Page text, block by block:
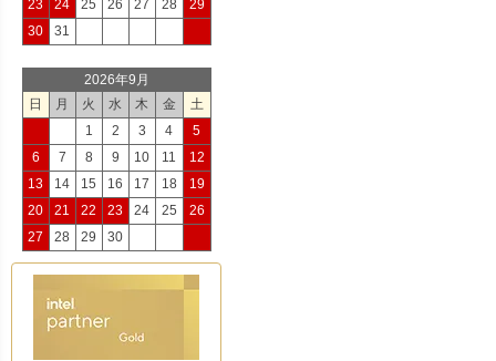
23
24 25 26 27 28
29
30
31
2026年9月
日
月 火 水 木 金
土
1
2 3 4
5
6
7 8 9 10 11
12
13
14 15 16 17 18
19
20
21 22 23 24 25
26
27
28 29 30